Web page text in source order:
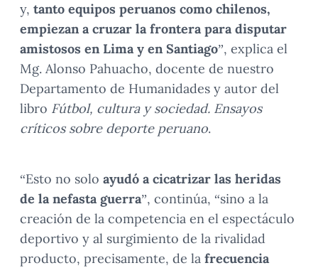
y, tanto equipos peruanos como chilenos,
empiezan a cruzar la frontera para disputar
amistosos en Lima y en Santiago”, explica el
Mg. Alonso Pahuacho, docente de nuestro
Departamento de Humanidades y autor del
libro Fútbol, cultura y sociedad. Ensayos
críticos sobre deporte peruano.
“Esto no solo ayudó a cicatrizar las heridas
de la nefasta guerra”, continúa, “sino a la
creación de la competencia en el espectáculo
deportivo y al surgimiento de la rivalidad
producto, precisamente, de la frecuencia